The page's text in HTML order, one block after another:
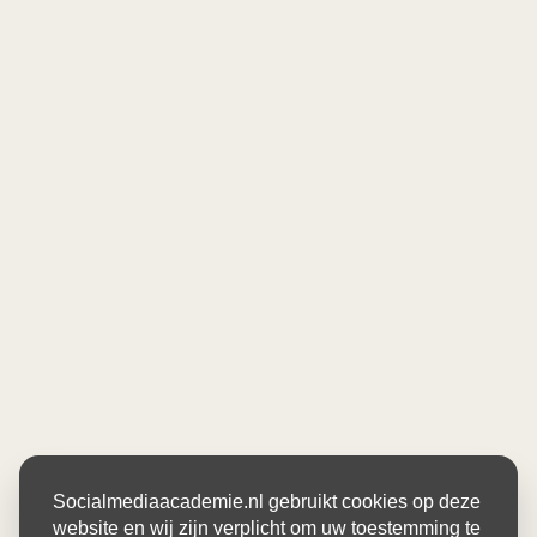
Socialmediaacademie.nl gebruikt cookies op deze
website en wij zijn verplicht om uw toestemming te